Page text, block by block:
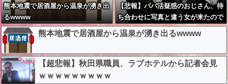
熊本地震で居酒屋から温泉が湧き出
るwwww
【悲報】パパ活疑惑のおじさん、待
ち合わせに写真と違う女が来たので
逃げようとするも眼鏡を奪われ可哀
想なことになっているところを激写
熊本地震で居酒屋から温泉が湧き出るwwww
【超悲報】秋田県職員、ラブホテルから記者会見
ｗｗｗｗｗｗｗｗｗ